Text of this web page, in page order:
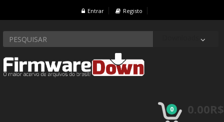
Entrar Registo
0 0.00R$